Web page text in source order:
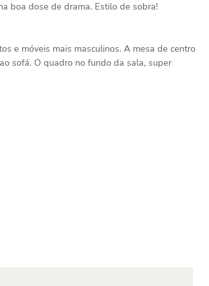
boa dose de drama. Estilo de sobra!
e móveis mais masculinos. A mesa de centro
sofá. O quadro no fundo da sala, super